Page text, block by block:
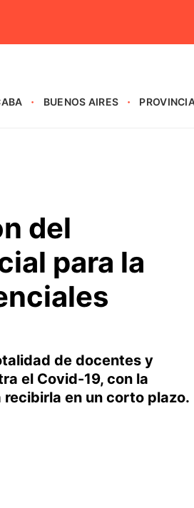
BUENOS AIRES
del
para la
de docentes y
el Covid-19, con la
en un corto plazo.